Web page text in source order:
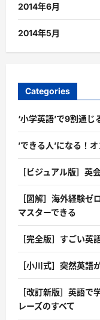
2014年6月
2014年5月
Categories
‘小学英語’で9割通じ
’できる人’になる！
［ビジュアル版］英
［図解］海外経験ゼ
マスターできる
［完全版］すごい英
［小川式］突然英語
［改訂新版］英語
レーズのすべて